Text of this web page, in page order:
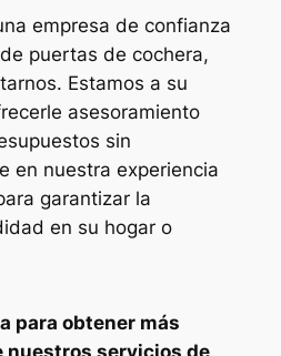
empresa de confianza
puertas de cochera,
Estamos a su
asesoramiento
sin
en nuestra experiencia
garantizar la
en su hogar o
para obtener más
nuestros servicios de